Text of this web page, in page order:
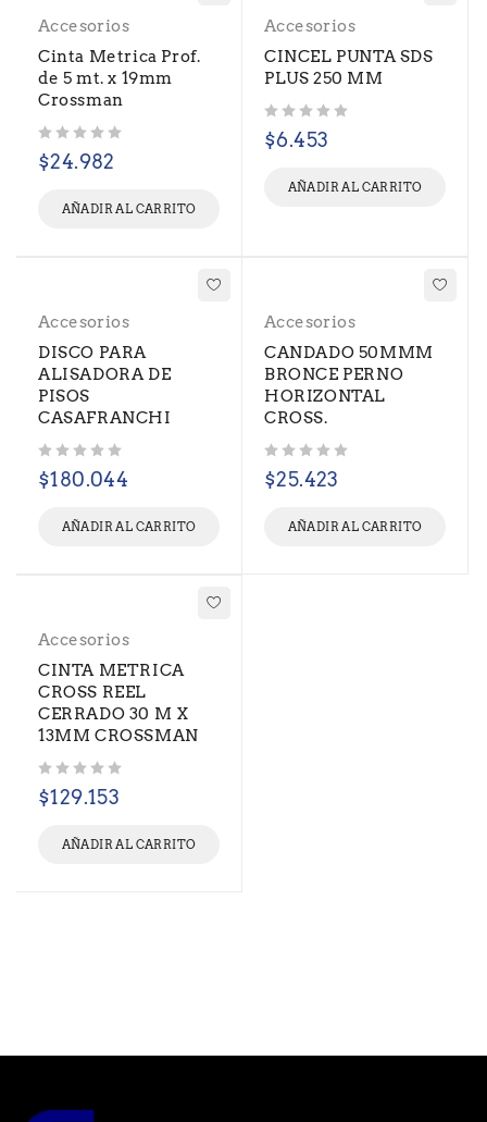
Accesorios
Cinta Metrica Prof.
de 5 mt. x 19mm
Crossman
$24.982
AÑADIR AL CARRITO
Accesorios
CINCEL PUNTA SDS
PLUS 250 MM
$6.453
AÑADIR AL CARRITO
Accesorios
DISCO PARA
ALISADORA DE
PISOS
CASAFRANCHI
$180.044
AÑADIR AL CARRITO
Accesorios
CANDADO 50MMM
BRONCE PERNO
HORIZONTAL
CROSS.
$25.423
AÑADIR AL CARRITO
Accesorios
CINTA METRICA
CROSS REEL
CERRADO 30 M X
13MM CROSSMAN
$129.153
AÑADIR AL CARRITO